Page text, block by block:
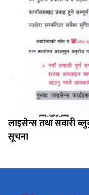
लाइसेन्स तथा सवारी
सूचना